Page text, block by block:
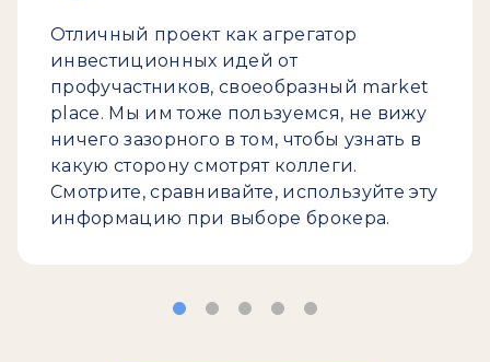
Отличный проект как агрегатор
инвестиционных идей от
профучастников, своеобразный market
place. Мы им тоже пользуемся, не вижу
ничего зазорного в том, чтобы узнать в
какую сторону смотрят коллеги.
Смотрите, сравнивайте, используйте эту
информацию при выборе брокера.